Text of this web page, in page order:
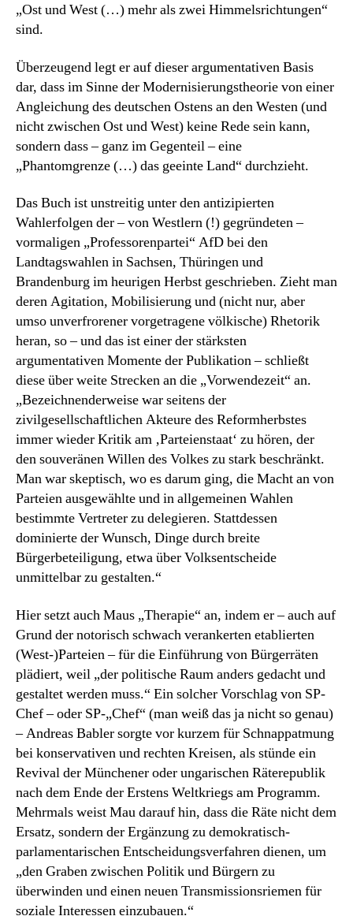
„Ost und West (…) mehr als zwei Himmelsrichtungen“
sind.
Überzeugend legt er auf dieser argumentativen Basis
dar, dass im Sinne der Modernisierungstheorie von einer
Angleichung des deutschen Ostens an den Westen (und
nicht zwischen Ost und West) keine Rede sein kann,
sondern dass – ganz im Gegenteil – eine
„Phantomgrenze (…) das geeinte Land“ durchzieht.
Das Buch ist unstreitig unter den antizipierten
Wahlerfolgen der – von Westlern (!) gegründeten –
vormaligen „Professorenpartei“ AfD bei den
Landtagswahlen in Sachsen, Thüringen und
Brandenburg im heurigen Herbst geschrieben. Zieht man
deren Agitation, Mobilisierung und (nicht nur, aber
umso unverfrorener vorgetragene völkische) Rhetorik
heran, so – und das ist einer der stärksten
argumentativen Momente der Publikation – schließt
diese über weite Strecken an die „Vorwendezeit“ an.
„Bezeichnenderweise war seitens der
zivilgesellschaftlichen Akteure des Reformherbstes
immer wieder Kritik am ‚Parteienstaat‘ zu hören, der
den souveränen Willen des Volkes zu stark beschränkt.
Man war skeptisch, wo es darum ging, die Macht an von
Parteien ausgewählte und in allgemeinen Wahlen
bestimmte Vertreter zu delegieren. Stattdessen
dominierte der Wunsch, Dinge durch breite
Bürgerbeteiligung, etwa über Volksentscheide
unmittelbar zu gestalten.“
Hier setzt auch Maus „Therapie“ an, indem er – auch auf
Grund der notorisch schwach verankerten etablierten
(West-)Parteien – für die Einführung von Bürgerräten
plädiert, weil „der politische Raum anders gedacht und
gestaltet werden muss.“ Ein solcher Vorschlag von SP-
Chef – oder SP-„Chef“ (man weiß das ja nicht so genau)
– Andreas Babler sorgte vor kurzem für Schnappatmung
bei konservativen und rechten Kreisen, als stünde ein
Revival der Münchener oder ungarischen Räterepublik
nach dem Ende der Erstens Weltkriegs am Programm.
Mehrmals weist Mau darauf hin, dass die Räte nicht dem
Ersatz, sondern der Ergänzung zu demokratisch-
parlamentarischen Entscheidungsverfahren dienen, um
„den Graben zwischen Politik und Bürgern zu
überwinden und einen neuen Transmissionsriemen für
soziale Interessen einzubauen.“